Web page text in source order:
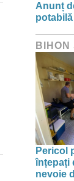
Anunț
Pericol
înțepați
nevoie